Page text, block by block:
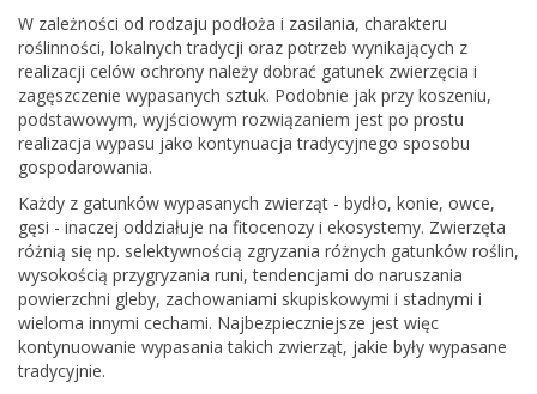
W zależności od rodzaju podłoża i zasilania, charakteru
roślinności, lokalnych tradycji oraz potrzeb wynikających z
realizacji celów ochrony należy dobrać gatunek zwierzęcia i
zagęszczenie wypasanych sztuk. Podobnie jak przy koszeniu,
podstawowym, wyjściowym rozwiązaniem jest po prostu
realizacja wypasu jako kontynuacja tradycyjnego sposobu
gospodarowania.
Każdy z gatunków wypasanych zwierząt - bydło, konie, owce,
gęsi - inaczej oddziałuje na fitocenozy i ekosystemy. Zwierzęta
różnią się np. selektywnością zgryzania różnych gatunków roślin,
wysokością przygryzania runi, tendencjami do naruszania
powierzchni gleby, zachowaniami skupiskowymi i stadnymi i
wieloma innymi cechami. Najbezpieczniejsze jest więc
kontynuowanie wypasania takich zwierząt, jakie były wypasane
tradycyjnie.